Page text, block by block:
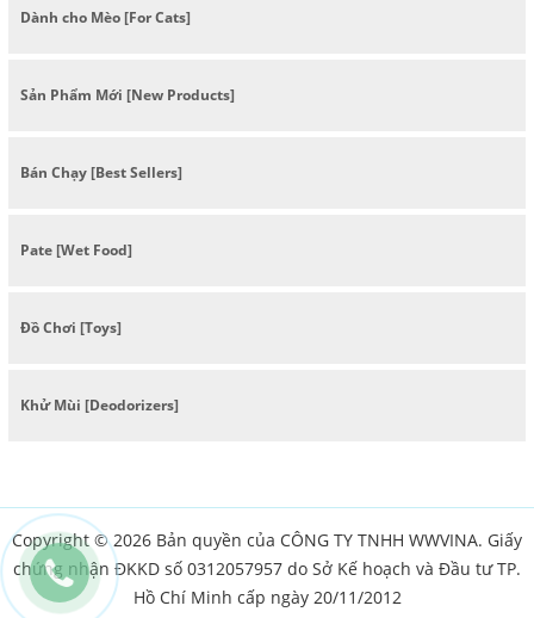
Dành cho Mèo [For Cats]
Sản Phẩm Mới [New Products]
Bán Chạy [Best Sellers]
Pate [Wet Food]
Đồ Chơi [Toys]
Khử Mùi [Deodorizers]
Copyright © 2026 Bản quyền của CÔNG TY TNHH WWVINA. Giấy
chứng nhận ĐKKD số 0312057957 do Sở Kế hoạch và Đầu tư TP.
Hồ Chí Minh cấp ngày 20/11/2012